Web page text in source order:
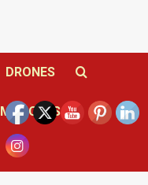
DRONES
MOTORES